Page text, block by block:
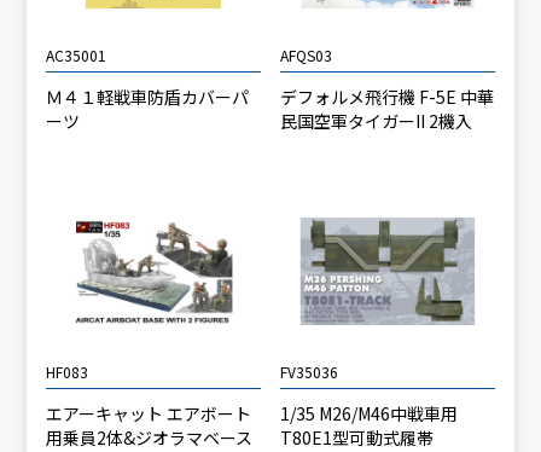
AC35001
Ｍ４１軽戦車防盾カバーパ
ーツ
AFQS03
デフォルメ飛行機 F-5E 中華
民国空軍タイガーII 2機入
HF083
エアーキャット エアボート
用乗員2体&ジオラマベース
FV35036
1/35 M26/M46中戦車用
T80E1型可動式履帯